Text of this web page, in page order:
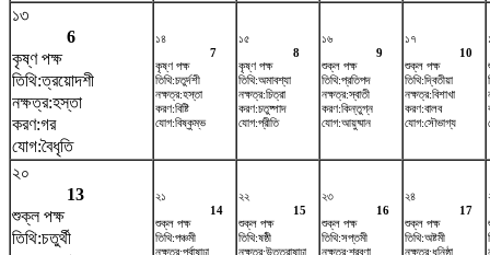
১৩
6
কৃষ্ণ পক্ষ
তিথি:ত্রয়োদশী
নক্ষত্র:হস্তা
করণ:গর
যোগ:বৈধৃতি
১৪
7
কৃষ্ণ পক্ষ
তিথি:চতুর্দশী
নক্ষত্র:হস্তা
করণ:বিষ্টি
যোগ:বিষ্কুম্ভ
১৫
8
কৃষ্ণ পক্ষ
তিথি:অমাবশ্যা
নক্ষত্র:চিত্রা
করণ:চতুষ্পাদ
যোগ:প্রীতি
১৬
9
শুক্ল পক্ষ
তিথি:প্রতিপদ
নক্ষত্র:স্বাতী
করণ:কিন্তুগ্ন
যোগ:আয়ুষ্মান
১৭
10
শুক্ল পক্ষ
তিথি:দ্বিতীয়া
নক্ষত্র:বিশাখা
করণ:বালব
যোগ:সৌভাগ্য
২০
13
শুক্ল পক্ষ
তিথি:চতুর্থী
২১
14
শুক্ল পক্ষ
তিথি:পঞ্চমী
নক্ষত্র:পূর্বাষাঢ়া
২২
15
শুক্ল পক্ষ
তিথি:ষষ্ঠী
নক্ষত্র:উত্তরাষাঢ়া
২৩
16
শুক্ল পক্ষ
তিথি:সপ্তমী
নক্ষত্র:শ্রবণা
২৪
17
শুক্ল পক্ষ
তিথি:অষ্টমী
নক্ষত্র:ধনিষ্ঠা